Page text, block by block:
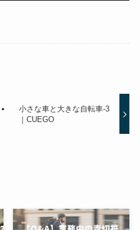
小さな車と大きな自転車-3
｜CUEGO